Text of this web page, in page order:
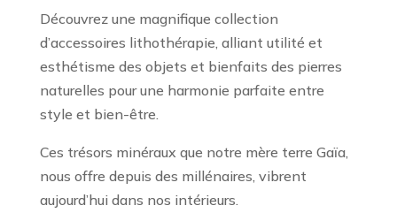
Découvrez une magnifique collection
d’accessoires lithothérapie, alliant utilité et
esthétisme des objets et bienfaits des pierres
naturelles pour une harmonie parfaite entre
style et bien-être.
Ces trésors minéraux que notre mère terre Gaïa,
nous offre depuis des millénaires, vibrent
aujourd’hui dans nos intérieurs.